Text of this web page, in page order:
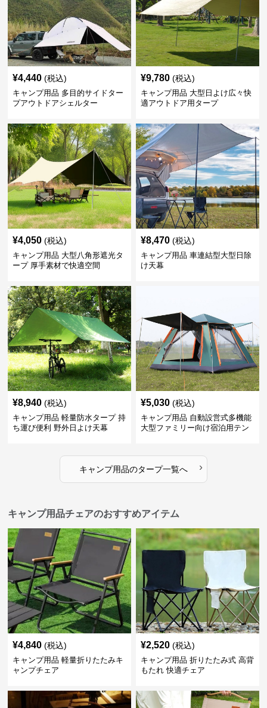
¥4,440 (税込)
キャンプ用品 多目的サイドター
プアウトドアシェルター
¥9,780 (税込)
キャンプ用品 大型日よけ広々快
適アウトドア用タープ
¥4,050 (税込)
キャンプ用品 大型八角形遮光タ
ープ 厚手素材で快適空間
¥8,470 (税込)
キャンプ用品 車連結型大型日除
け天幕
¥8,940 (税込)
キャンプ用品 軽量防水タープ 持
ち運び便利 野外日よけ天幕
¥5,030 (税込)
キャンプ用品 自動設営式多機能
大型ファミリー向け宿泊用テン
キャンプ用品のタープ一覧へ ›
キャンプ用品チェアのおすすめアイテム
¥4,840 (税込)
キャンプ用品 軽量折りたたみキ
ャンプチェア
¥2,520 (税込)
キャンプ用品 折りたたみ式 高背
もたれ 快適チェア